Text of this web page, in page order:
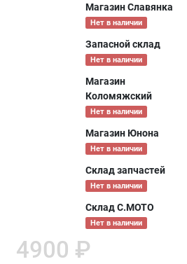
Магазин Славянка
Нет в наличии
Запасной склад
Нет в наличии
Магазин
Коломяжский
Нет в наличии
Магазин Юнона
Нет в наличии
Склад запчастей
Нет в наличии
Склад С.МОТО
Нет в наличии
4900 ₽